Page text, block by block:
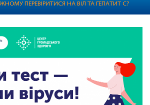
ПЕРЕВІРИТИСЯ НА ВІЛ ТА ГЕПАТИТ С?